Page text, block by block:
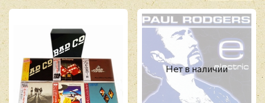
Перед публикацией отзывы проходят
модерацию
Нет в наличии